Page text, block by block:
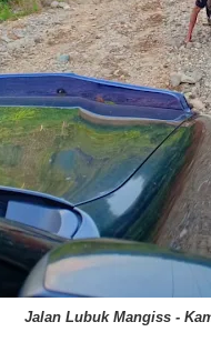
Jalan Lubuk Mangiss -